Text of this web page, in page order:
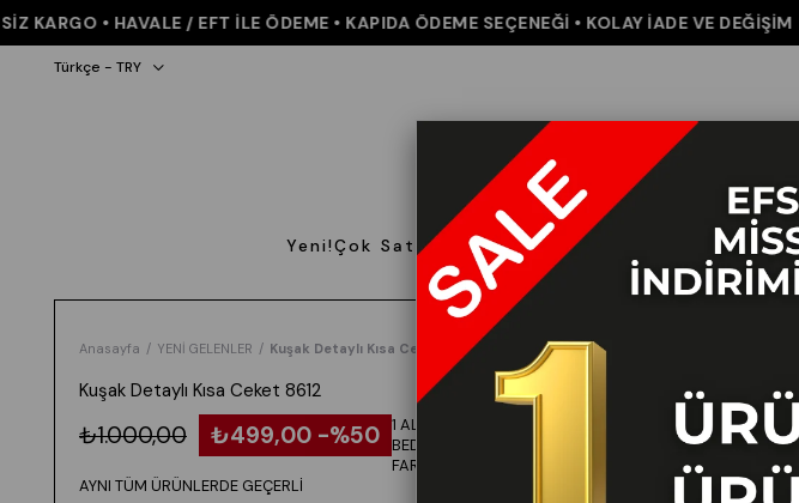
• HAVALE / EFT İLE ÖDEME • KAPIDA ÖDEME SEÇENEĞİ • KOLAY İADE VE DEĞİŞİM
Türkçe - TRY
Yeni!Çok Satanlar Giyim Pantolon Elbise&Tulum
Anasayfa YENİ GELENLER Kuşak Detaylı Kısa Ceket 8612
Kuşak Detaylı Kısa Ceket 8612
₺1.000,00 ₺499,00 50 1 ALANA 1
BEDAVA -
FARKLI VEYA
AYNI TÜM ÜRÜNLERDE GEÇERLİ